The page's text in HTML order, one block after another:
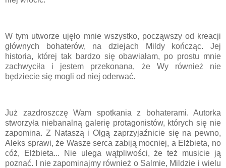
W tym utworze ujęło mnie wszystko, począwszy od kreacji
głównych bohaterów, na dziejach Mildy kończąc. Jej
historia, której tak bardzo się obawiałam, po prostu mnie
zachwyciła i jestem przekonana, że Wy również nie
będziecie się mogli od niej oderwać.
Już zazdroszczę Wam spotkania z bohaterami. Autorka
stworzyła niebanalną galerię protagonistów, których się nie
zapomina. Z Nataszą i Olgą zaprzyjaźnicie się na pewno,
Aleks sprawi, że Wasze serca zabiją mocniej, a Elżbieta, no
cóż, Elżbieta... Nie ulega wątpliwości, że też musicie ją
poznać. I nie zapominajmy również o Salmie, Mildzie i wielu